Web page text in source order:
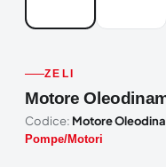
ZELI
Motore
Codice: Motore
Pompe/Motori